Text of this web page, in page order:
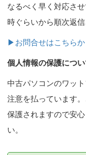
なるべく早く対応さ
時ぐらいから順次返
▶お問合せはこちらか
個人情報の保護につ
中古パソコンのワッ
注意を払っています
保護されますので安
い。